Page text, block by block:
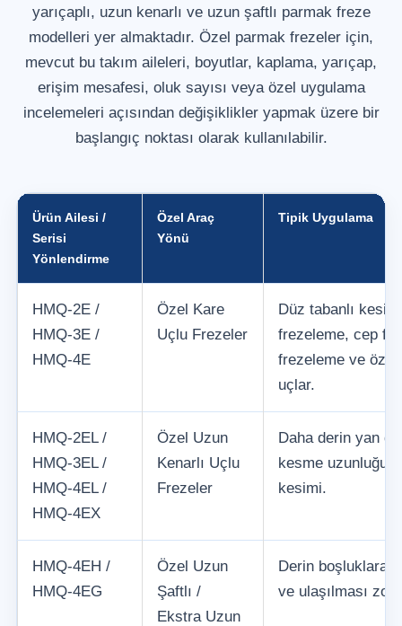
yarıçaplı, uzun kenarlı ve uzun şaftlı parmak freze
modelleri yer almaktadır. Özel parmak frezeler için,
mevcut bu takım aileleri, boyutlar, kaplama, yarıçap,
erişim mesafesi, oluk sayısı veya özel uygulama
incelemeleri açısından değişiklikler yapmak üzere bir
başlangıç noktası olarak kullanılabilir.
Ürün Ailesi /
Serisi
Yönlendirme
Özel Araç
Yönü
Tipik Uygulama
HMQ-2E /
HMQ-3E /
HMQ-4E
Özel Kare
Uçlu Frezeler
Düz tabanlı
frezeleme, cep
frezeleme ve özel
uçlar.
HMQ-2EL /
HMQ-3EL /
HMQ-4EL /
HMQ-4EX
Özel Uzun
Kenarlı Uçlu
Frezeler
Daha derin yan
kesme uzunluğu
kesimi.
HMQ-4EH /
HMQ-4EG
Özel Uzun
Şaftlı /
Ekstra Uzun
Derin boşluklara
ve ulaşılması zor